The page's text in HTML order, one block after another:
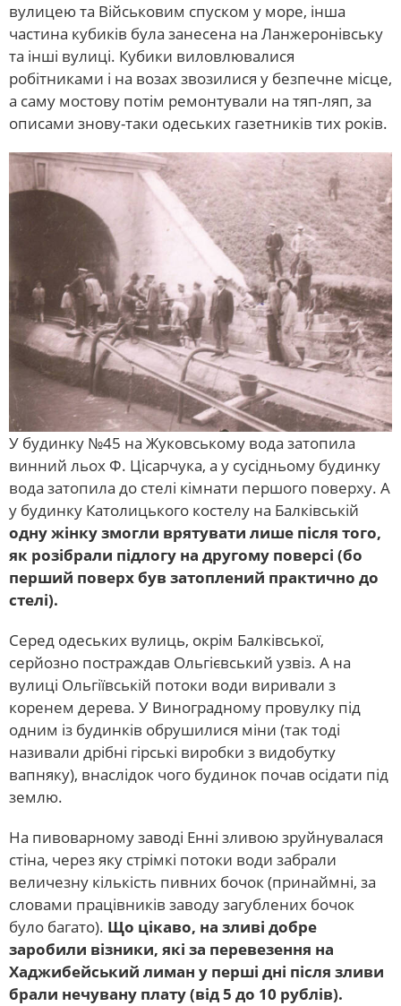
вулицею та Військовим спуском у море, інша
частина кубиків була занесена на Ланжеронівську
та інші вулиці. Кубики виловлювалися
робітниками і на возах звозилися у безпечне місце,
а саму мостову потім ремонтували на тяп-ляп, за
описами знову-таки одеських газетників тих років.
У будинку №45 на Жуковському вода затопила
винний льох Ф. Цісарчука, а у сусідньому будинку
вода затопила до стелі кімнати першого поверху. А
у будинку Католицького костелу на Балківській
одну жінку змогли врятувати лише після того,
як розібрали підлогу на другому поверсі (бо
перший поверх був затоплений практично до
стелі).
Серед одеських вулиць, окрім Балківської,
серйозно постраждав Ольгієвський узвіз. А на
вулиці Ольгіївській потоки води виривали з
коренем дерева. У Виноградному провулку під
одним із будинків обрушилися міни (так тоді
називали дрібні гірські виробки з видобутку
вапняку), внаслідок чого будинок почав осідати під
землю.
На пивоварному заводі Енні зливою зруйнувалася
стіна, через яку стрімкі потоки води забрали
величезну кількість пивних бочок (принаймні, за
словами працівників заводу загублених бочок
було багато). Що цікаво, на зливі добре
заробили візники, які за перевезення на
Хаджибейський лиман у перші дні після зливи
брали нечувану плату (від 5 до 10 рублів).